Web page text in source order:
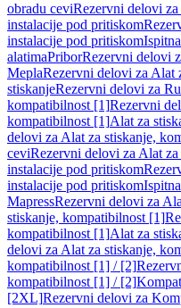
obradu ceviRezervni delovi
instalacije pod pritiskom
instalacije pod pritiskom
alatimaPriborRezervni delovi
MeplaRezervni delovi za Alat
stiskanjeRezervni delovi za
kompatibilnost [1]Rezervni
kompatibilnost [1]Alat za
delovi za Alat za stiskanje,
ceviRezervni delovi za Alat
instalacije pod pritiskom
instalacije pod pritiskom
MapressRezervni delovi za
stiskanje, kompatibilnost [1]
kompatibilnost [1]Alat za
delovi za Alat za stiskanje,
kompatibilnost [1] / [2]
kompatibilnost [1] / [2]
[2XL]Rezervni delovi za